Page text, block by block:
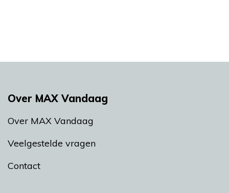
Over MAX Vandaag
Over MAX Vandaag
Veelgestelde vragen
Contact